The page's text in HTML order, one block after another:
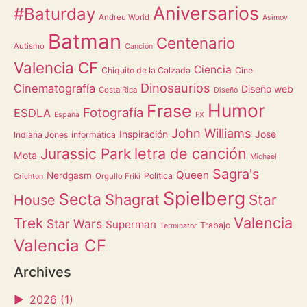
#Baturday Andreu World Aniversarios Asimov
Autismo Batman Canción Centenario
Valencia CF Chiquito de la Calzada Ciencia Cine
Cinematografía Costa Rica Dinosaurios Diseño Diseño web
ESDLA España Fotografía Frase FX Humor
Indiana Jones informática Inspiración John Williams Jose
Mota Jurassic Park letra de canción Michael
Crichton Nerdgasm Orgullo Friki Política Queen Sagra's
House Secta Shagrat Spielberg Star
Trek Star Wars Superman Terminator Trabajo Valencia
Valencia CF
Archives
► 2026 (1)